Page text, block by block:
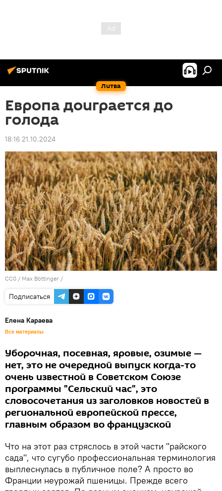
Литва
Европа доиграется до
голода
18:16 21.10.2024
CC0 / Max Böttinger /
Подписаться
Елена Караева
Все материалы
Уборочная, посевная, яровые, озимые —
нет, это не очередной выпуск когда-то
очень известной в Советском Союзе
программы "Сельский час", это
словосочетания из заголовков новостей в
региональной европейской прессе,
главным образом во французской
Что на этот раз стряслось в этой части "райского
сада", что сугубо профессиональная терминология
выплеснулась в публичное поле? А просто во
Франции неурожай пшеницы. Прежде всего